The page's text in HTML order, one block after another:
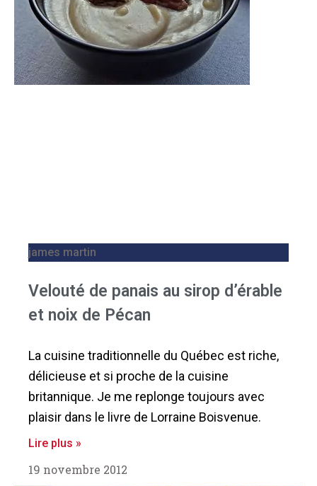
james martin
Velouté de panais au sirop d’érable
et noix de Pécan
La cuisine traditionnelle du Québec est riche,
délicieuse et si proche de la cuisine
britannique. Je me replonge toujours avec
plaisir dans le livre de Lorraine Boisvenue.
Lire plus »
19 novembre 2012